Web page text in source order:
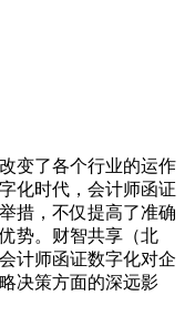
变了各个行业的运作
化时代，会计师函证
措，不仅提高了准确
势。财智共享（北
计师函证数字化对企
决策方面的深远影